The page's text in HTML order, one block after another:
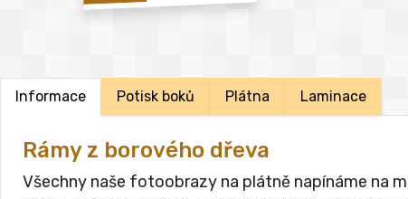
Informace Potisk boků Plátna Laminace
Rámy z borového dřeva
Všechny naše fotoobrazy na plátně napínáme na